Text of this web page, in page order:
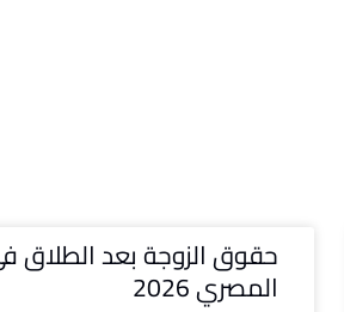
حقوق الزوجة بعد الطلاق
المصري 2026